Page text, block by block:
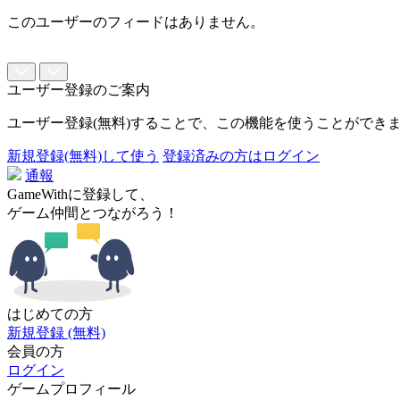
このユーザーのフィードはありません。
ユーザー登録のご案内
ユーザー登録(無料)することで、この機能を使うことができ
新規登録(無料)して使う 登録済みの方はログイン
通報
GameWithに登録して、
ゲーム仲間とつながろう！
はじめての方
新規登録 (無料)
会員の方
ログイン
ゲームプロフィール